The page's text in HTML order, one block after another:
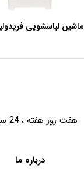
ماشین لباسشویی
هفت روز هفته ، 24 ساعت شبانه‌روز پاسخگوی شما هستیم.
درباره ما